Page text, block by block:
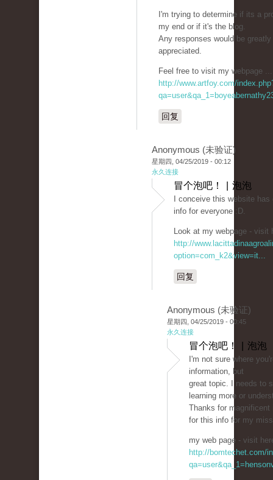
I'm trying to determine if its a
my end or if it's the blog.
Any responses would be greatly
appreciated.
Feel free to visit my webpage
http://www.artfoy.com/
回复
Anonymous (未验证)
星期四, 04/25/2019 - 00:12
永久连接
冒个泡吧！ | 泡泡
I conceive this website
info for everyone :D.
Look at my webpage - visit
http://
option=com_k2&view=it...
回复
Anonymous (未验证)
星期四, 04/25/2019 - 00:45
永久连接
冒个泡吧！ | 泡泡
I'm not sure where
information, but
great topic. I needs to
learning more or
Thanks for magnificent
for this info for my
my web page - visit
http://bomtechet.com/